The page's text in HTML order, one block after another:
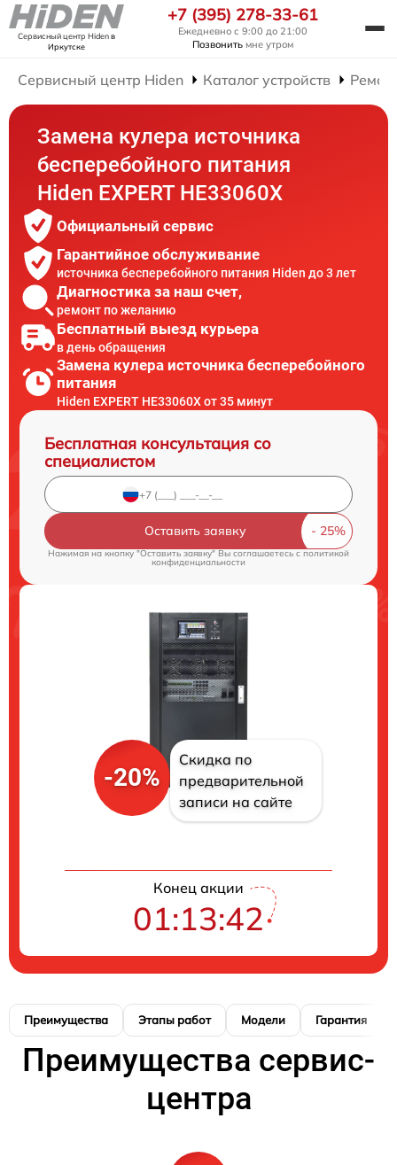
Сервисный центр Hidenв
Иркутске
+7 (395) 278-33-61
Ежедневно с 9:00 до 21:00
Позвонить мне утром
Сервисный центр Hiden Каталог устройств
Замена кулера источника
бесперебойного питания
Hiden EXPERT HE33060X
Официальный сервис
Гарантийное обслуживание
источника бесперебойного питания Hiden до 3 лет
Диагностика за наш счет,
ремонт по желанию
Бесплатный выезд курьера
в день обращения
Замена кулера источника бесперебойного
питания
Hiden EXPERT HE33060X от 35 минут
Бесплатная консультация со
специалистом
Оставить заявку
Нажимая на кнопку "Оставить заявку" Вы соглашаетесь c политикой
конфиденциальности
-20%
Скидка по
предварительной
записи на сайте
Конец акции
01:13:41
Преимущества Этапы работ Модели Гарантия
Преимущества сервис-
центра